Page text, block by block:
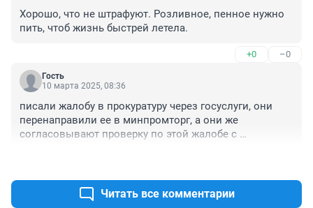
Хорошо, что не штрафуют. Розливное, пенное нужно
пить, чтоб жизнь быстрей летела.
+0 –0
Гость
10 марта 2025, 08:36
писали жалобу в прокуратуру через госуслуги, они
перенаправили ее в минпромторг, а они же
согласовывают проверку по этой жалобе с
Читать все комментарии